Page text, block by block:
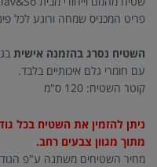
פריט המכניס שמחה ורוגע לכל
השטיח נסרג בהזמנה אישית
עם חומרי גלם איכותיים בלבד.
קוטר השטיח: 120 ס"מ
ניתן להזמין את השטיח בכל
מתוך מגוון צבעים רחב.
מחיר השטיחים משתנה ע"פ